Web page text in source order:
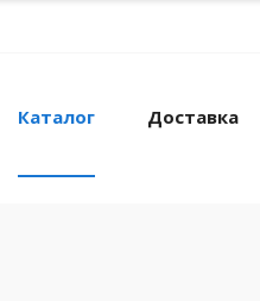
Каталог Доставка